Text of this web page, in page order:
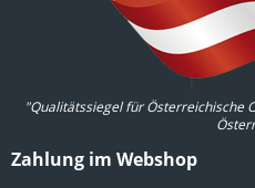
"Qualitätssiegel für Österreichische
Zahlung im Webshop